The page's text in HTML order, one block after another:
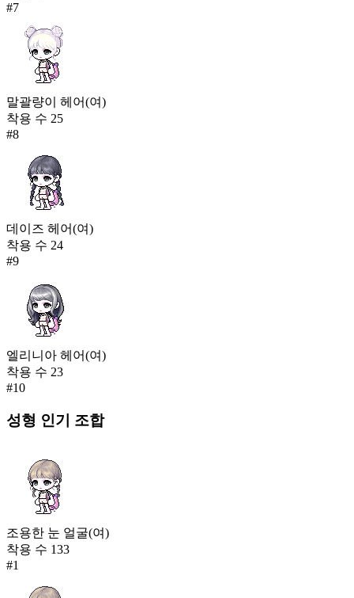
#7
말괄량이 헤어(여)
착용 수 25
#8
데이즈 헤어(여)
착용 수 24
#9
엘리니아 헤어(여)
착용 수 23
#10
성형 인기 조합
조용한 눈 얼굴(여)
착용 수 133
#1